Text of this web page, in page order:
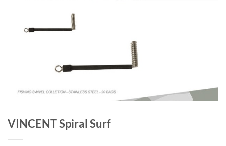
VINCENT Spiral Surf